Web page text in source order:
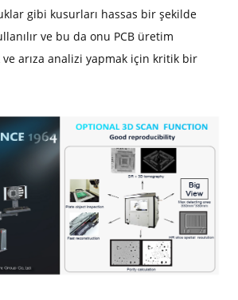
gibi kusurları hassas bir şekilde
ve bu da onu PCB üretim
arıza analizi yapmak için kritik bir